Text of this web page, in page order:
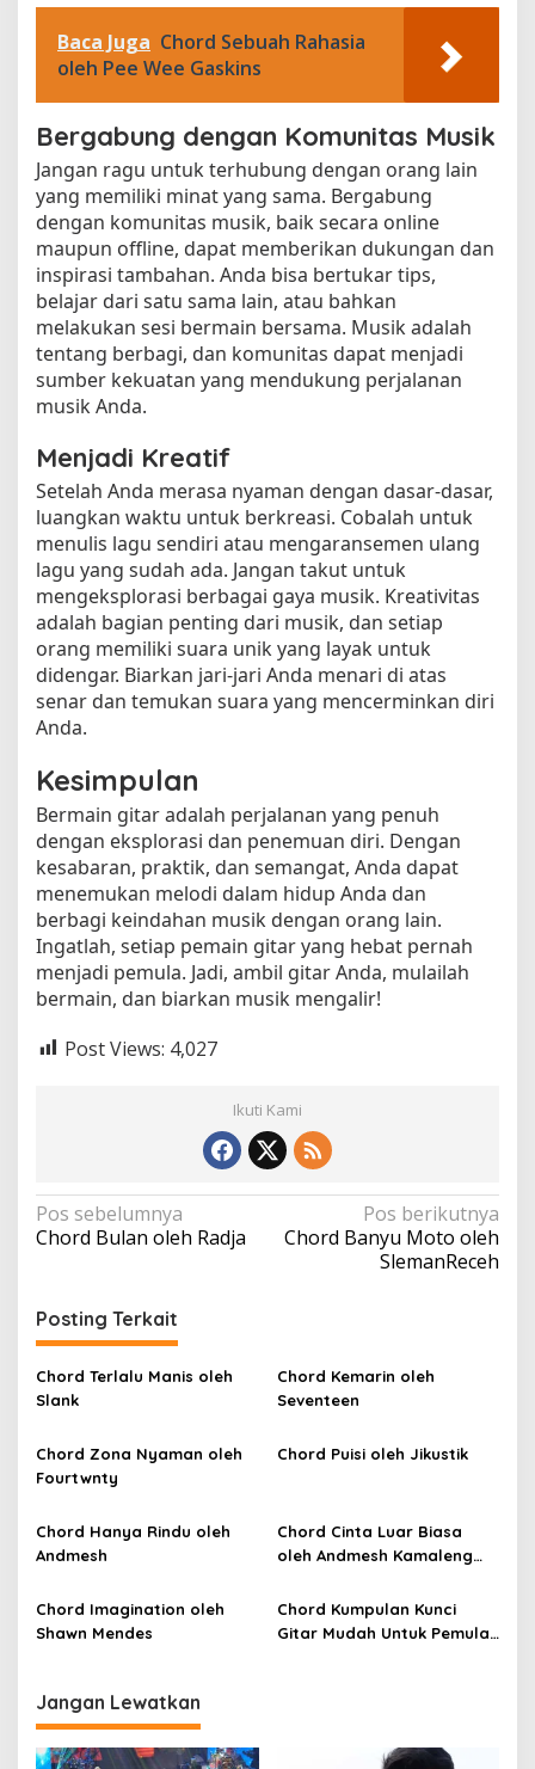
Baca Juga Chord Sebuah Rahasia
oleh Pee Wee Gaskins
Bergabung dengan Komunitas Musik
Jangan ragu untuk terhubung dengan orang lain
yang memiliki minat yang sama. Bergabung
dengan komunitas musik, baik secara online
maupun offline, dapat memberikan dukungan dan
inspirasi tambahan. Anda bisa bertukar tips,
belajar dari satu sama lain, atau bahkan
melakukan sesi bermain bersama. Musik adalah
tentang berbagi, dan komunitas dapat menjadi
sumber kekuatan yang mendukung perjalanan
musik Anda.
Menjadi Kreatif
Setelah Anda merasa nyaman dengan dasar-dasar,
luangkan waktu untuk berkreasi. Cobalah untuk
menulis lagu sendiri atau mengaransemen ulang
lagu yang sudah ada. Jangan takut untuk
mengeksplorasi berbagai gaya musik. Kreativitas
adalah bagian penting dari musik, dan setiap
orang memiliki suara unik yang layak untuk
didengar. Biarkan jari-jari Anda menari di atas
senar dan temukan suara yang mencerminkan diri
Anda.
Kesimpulan
Bermain gitar adalah perjalanan yang penuh
dengan eksplorasi dan penemuan diri. Dengan
kesabaran, praktik, dan semangat, Anda dapat
menemukan melodi dalam hidup Anda dan
berbagi keindahan musik dengan orang lain.
Ingatlah, setiap pemain gitar yang hebat pernah
menjadi pemula. Jadi, ambil gitar Anda, mulailah
bermain, dan biarkan musik mengalir!
Post Views: 4,027
Ikuti Kami
N
a
i
g
a
s
i
p
o
s
Pos sebelumnya
Chord Bulan oleh Radja
Pos berikutnya
Chord Banyu Moto oleh
SlemanReceh
Posting Terkait
Chord Terlalu Manis oleh
Slank
Chord Kemarin oleh
Seventeen
Chord Zona Nyaman oleh
Fourtwnty
Chord Puisi oleh Jikustik
Chord Hanya Rindu oleh
Andmesh
Chord Cinta Luar Biasa
oleh Andmesh Kamaleng
SKA)
Chord Imagination oleh
Shawn Mendes
Chord Kumpulan Kunci
Gitar Mudah Untuk Pemula
Jangan Lewatkan